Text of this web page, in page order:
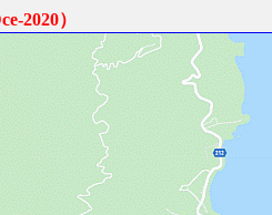
2020）